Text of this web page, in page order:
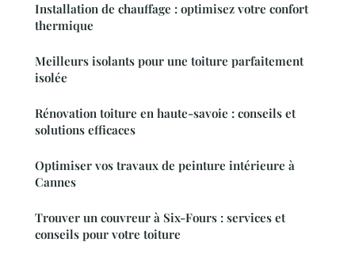
Installation de chauffage : optimisez votre confort
thermique
Meilleurs isolants pour une toiture parfaitement
isolée
Rénovation toiture en haute-savoie : conseils et
solutions efficaces
Optimiser vos travaux de peinture intérieure à
Cannes
Trouver un couvreur à Six-Fours : services et
conseils pour votre toiture